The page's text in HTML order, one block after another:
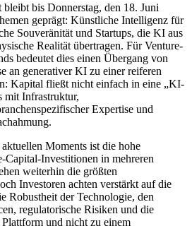
bis Donnerstag, den 18. Juni
geprägt: Künstliche Intelligenz für
Souveränität und Startups, die KI aus
Realität übertragen. Für Venture-
bedeutet dies einen Übergang von
an generativer KI zu einer reiferen
Kapital fließt nicht einfach in eine „KI-
mit Infrastruktur,
Expertise und
Moments ist die hohe
Investitionen in mehreren
weiterhin die größten
Investoren achten verstärkt auf die
Robustheit der Technologie, den
regulatorische Risiken und die
und nicht zu einem